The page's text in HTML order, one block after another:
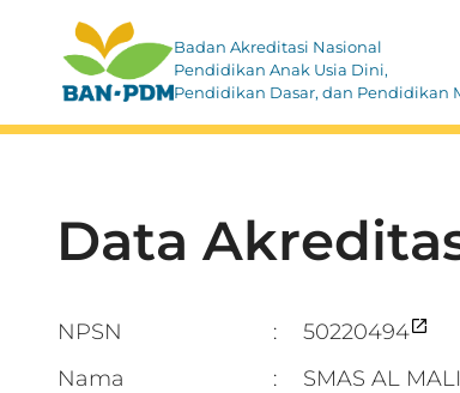
Badan Akreditasi Nasional
Pendidikan Anak Usia Dini,
Pendidikan Dasar, dan Pendidikan
Data
NPSN :
50220494
Nama
:
SMAS AL